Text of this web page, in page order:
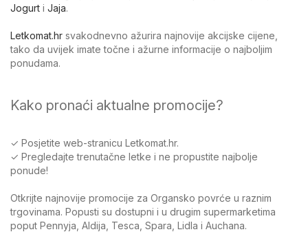
Jogurt i Jaja.
Letkomat.hr svakodnevno ažurira najnovije akcijske cijene,
tako da uvijek imate točne i ažurne informacije o najboljim
ponudama.
Kako pronaći aktualne promocije?
✓ Posjetite web-stranicu Letkomat.hr.
✓ Pregledajte trenutačne letke i ne propustite najbolje
ponude!
Otkrijte najnovije promocije za Organsko povrće u raznim
trgovinama. Popusti su dostupni i u drugim supermarketima
poput Pennyja, Aldija, Tesca, Spara, Lidla i Auchana.